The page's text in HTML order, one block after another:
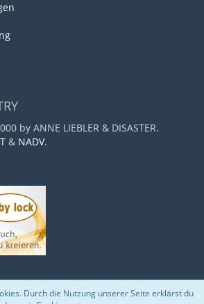
by ANNE LIEBLER & DISASTER.
& NADV.
Durch die Nutzung unserer Seite erklärst du